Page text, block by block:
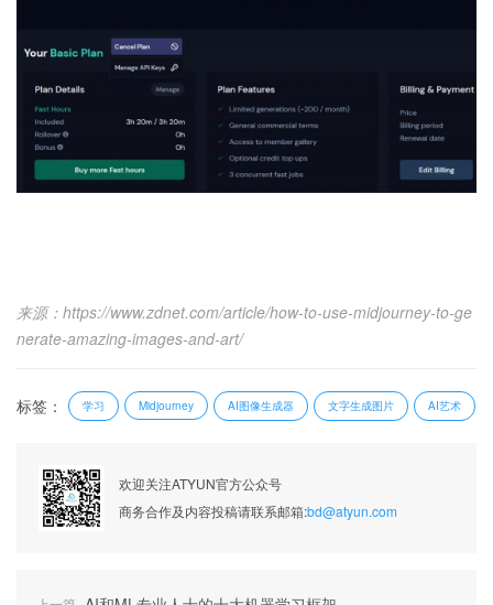
来源：https://www.zdnet.com/article/how-to-use-midjourney-to-ge
nerate-amazing-images-and-art/
标签： 学习 Midjourney AI图像生成器 文字生成图片 AI艺术
欢迎关注ATYUN官方公众号
商务合作及内容投稿请联系邮箱:bd@atyun.com